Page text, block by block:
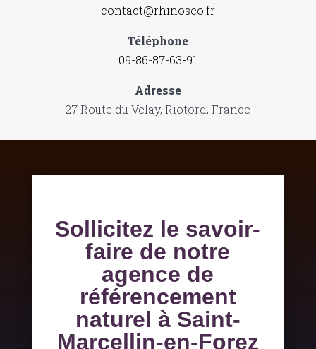
contact@rhinoseo.fr
Téléphone
09-86-87-63-91
Adresse
27 Route du Velay, Riotord, France
Sollicitez le savoir-
faire de notre
agence de
référencement
naturel à Saint-
Marcellin-en-Forez